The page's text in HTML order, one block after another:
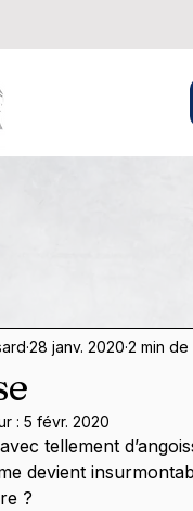
28 janv. 2020 2 min
: 5 févr. 2020
tellement
devient
?